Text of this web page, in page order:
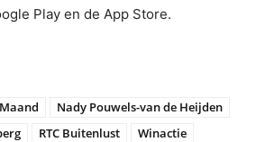
Play en de App Store.
Nady Pouwels-van de Heijden
RTC Buitenlust Winactie